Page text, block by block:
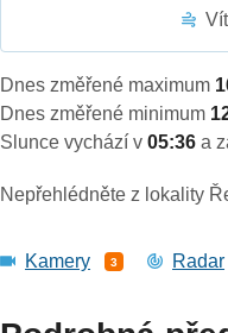
Dnes změřené maximum
Dnes změřené minimum
Slunce vychází v05:36a
Nepřehlédněte z lokality
Kamery 3 Radar